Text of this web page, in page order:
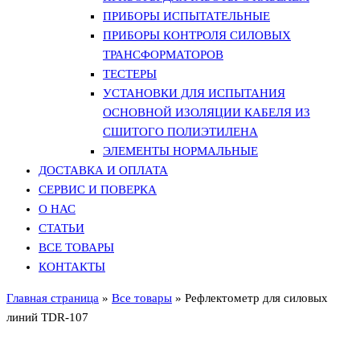
ПРИБОРЫ ИСПЫТАТЕЛЬНЫЕ
ПРИБОРЫ КОНТРОЛЯ СИЛОВЫХ
ТРАНСФОРМАТОРОВ
ТЕСТЕРЫ
УСТАНОВКИ ДЛЯ ИСПЫТАНИЯ
ОСНОВНОЙ ИЗОЛЯЦИИ КАБЕЛЯ ИЗ
СШИТОГО ПОЛИЭТИЛЕНА
ЭЛЕМЕНТЫ НОРМАЛЬНЫЕ
ДОСТАВКА И ОПЛАТА
СЕРВИС И ПОВЕРКА
О НАС
СТАТЬИ
ВСЕ ТОВАРЫ
КОНТАКТЫ
Главная страница » Все товары » Рефлектометр для силовых
линий TDR-107